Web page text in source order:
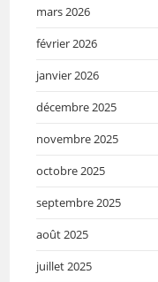
mars 2026
février 2026
janvier 2026
décembre 2025
novembre 2025
octobre 2025
septembre 2025
août 2025
juillet 2025